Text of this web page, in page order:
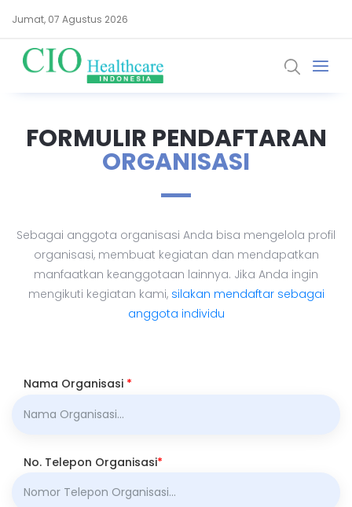
Jumat, 07 Agustus 2026
FORMULIR PENDAFTARAN
ORGANISASI
Sebagai anggota organisasi Anda bisa mengelola profil
organisasi, membuat kegiatan dan mendapatkan
manfaatkan keanggotaan lainnya. Jika Anda ingin
mengikuti kegiatan kami, silakan mendaftar sebagai
anggota individu
Nama Organisasi *
No. Telepon Organisasi*